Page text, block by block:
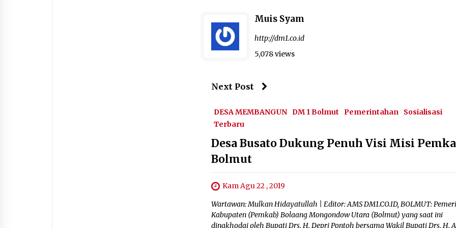
Muis Syam
http://dm1.co.id
5,078 views
Next Post
DESA MEMBANGUN DM 1 Bolmut Pemerintahan
Sosialisasi
Terbaru
Desa Busato Dukung Penuh Visi Misi
Bolmut
Kam Agu 22 , 2019
Wartawan: Mulkan Hidayatullah | Editor: AMS DM1.CO.ID, BOLMUT:
Kabupaten (Pemkab) Bolaang Mongondow Utara (Bolmut) yang saat ini
dinakhodai oleh Bupati Drs. H. Depri Pontoh bersama Wakil Bupati Drs. H.